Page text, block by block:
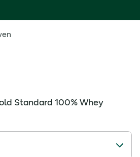
Standard 100% Whey